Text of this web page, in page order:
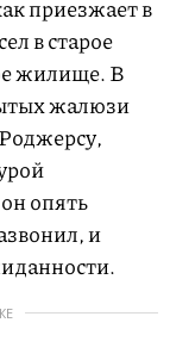
приезжает в
в старое
жилище. В
жалюзи
опять
и